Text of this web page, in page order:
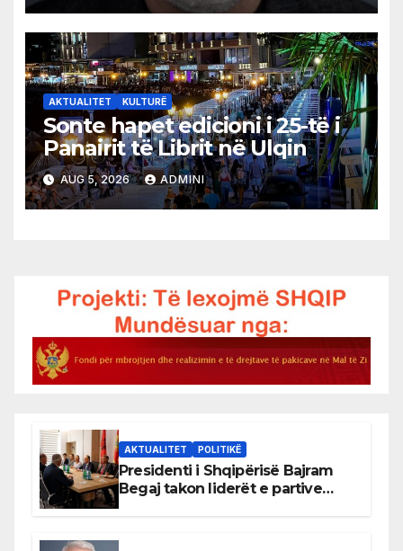
AKTUALITET KULTURË
Sonte hapet edicioni i 25-të i
Panairit të Librit në Ulqin
AUG 5, 2026 ADMINI
AKTUALITET POLITIKË
Presidenti i Shqipërisë Bajram
Begaj takon liderët e partive